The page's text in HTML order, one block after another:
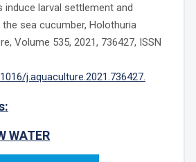
larval settlement and
sea cucumber, Holothuria
Volume 535, 2021, 736427, ISSN
j.aquaculture.2021.736427.
WATER